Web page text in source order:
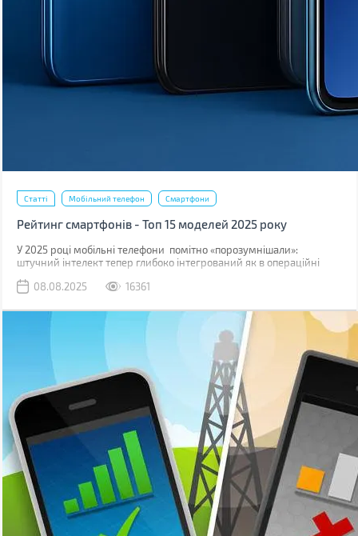
Статті Мобільний телефон Смартфони
Рейтинг смартфонів - Топ 15 моделей 2025 року
У 2025 році мобільні телефони помітно «порозумнішали»:
штучний інтелект тепер глибоко інтегрований як в операційні
08.08.2025
16361